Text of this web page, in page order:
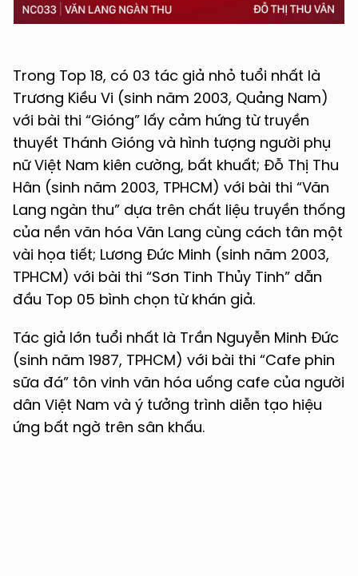
Trong Top 18, có 03 tác giả nhỏ tuổi nhất là
Trương Kiều Vi (sinh năm 2003, Quảng Nam)
với bài thi “Gióng” lấy cảm hứng từ truyền
thuyết Thánh Gióng và hình tượng người phụ
nữ Việt Nam kiên cường, bất khuất; Đỗ Thị Thu
Hân (sinh năm 2003, TPHCM) với bài thi “Văn
Lang ngàn thu” dựa trên chất liệu truyền thống
của nền văn hóa Văn Lang cùng cách tân một
vài họa tiết; Lương Đức Minh (sinh năm 2003,
TPHCM) với bài thi “Sơn Tinh Thủy Tinh” dẫn
đầu Top 05 bình chọn từ khán giả.
Tác giả lớn tuổi nhất là Trần Nguyễn Minh Đức
(sinh năm 1987, TPHCM) với bài thi “Cafe phin
sữa đá” tôn vinh văn hóa uống cafe của người
dân Việt Nam và ý tưởng trình diễn tạo hiệu
ứng bất ngờ trên sân khấu.